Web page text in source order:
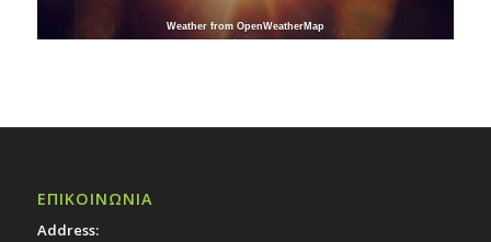
Weather from OpenWeatherMap
ΕΠΙΚΟΙΝΩΝΙΑ
Address: